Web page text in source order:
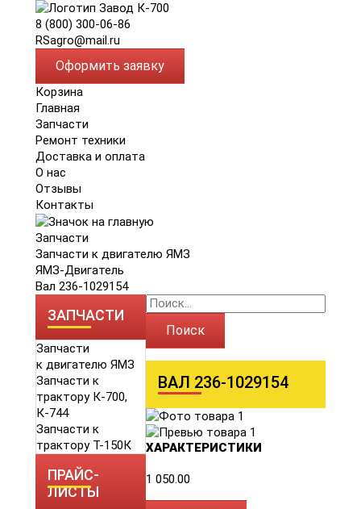
8 (800) 300-06-86
RSagro@mail.ru
Оформить заявку
Корзина
Главная
Запчасти
Ремонт техники
Доставка и оплата
О нас
Отзывы
Контакты
Запчасти
Запчасти к двигателю ЯМЗ
ЯМЗ-Двигатель
Вал 236-1029154
ЗАПЧАСТИ
Запчасти
к двигателю ЯМЗ
Запчасти к
трактору К-700,
К-744
Запчасти к
трактору Т-150К
ПРАЙС-
ЛИСТЫ
Поиск
ВАЛ 236-1029154
ХАРАКТЕРИСТИКИ
1 050.00